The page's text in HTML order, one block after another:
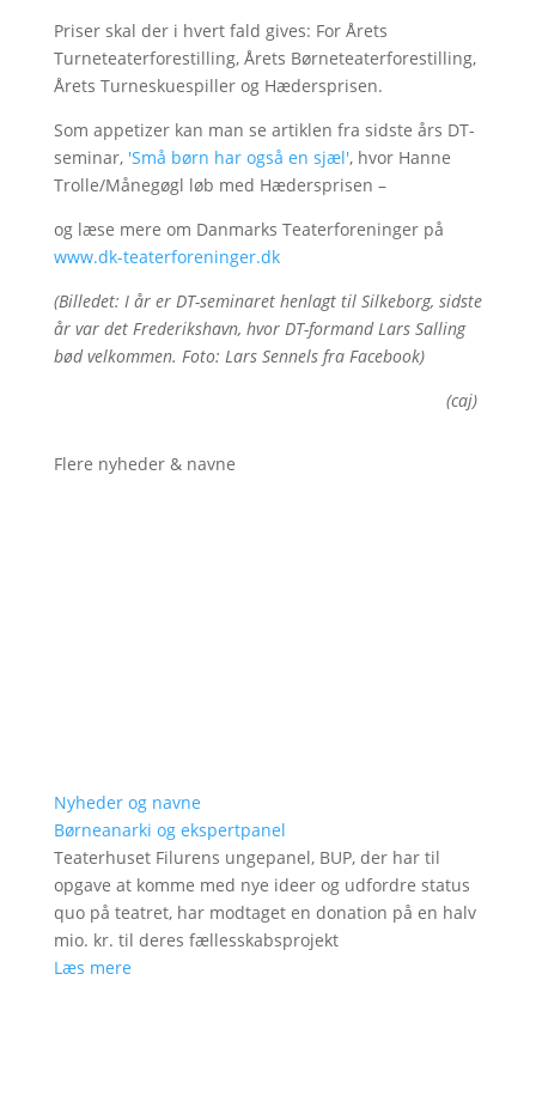
Priser skal der i hvert fald gives: For Årets
Turneteaterforestilling, Årets Børneteaterforestilling,
Årets Turneskuespiller og Hædersprisen.
Som appetizer kan man se artiklen fra sidste års DT-
seminar, 'Små børn har også en sjæl', hvor Hanne
Trolle/Månegøgl løb med Hædersprisen –
og læse mere om Danmarks Teaterforeninger på
www.dk-teaterforeninger.dk
(Billedet: I år er DT-seminaret henlagt til Silkeborg, sidste
år var det Frederikshavn, hvor DT-formand Lars Salling
bød velkommen. Foto: Lars Sennels fra Facebook)
(caj)
Flere nyheder & navne
Nyheder og navne
Børneanarki og ekspertpanel
Teaterhuset Filurens ungepanel, BUP, der har til
opgave at komme med nye ideer og udfordre status
quo på teatret, har modtaget en donation på en halv
mio. kr. til deres fællesskabsprojekt
Læs mere